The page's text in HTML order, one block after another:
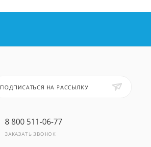
ПОДПИСАТЬСЯ НА РАССЫЛКУ
8 800 511-06-77
ЗАКАЗАТЬ ЗВОНОК